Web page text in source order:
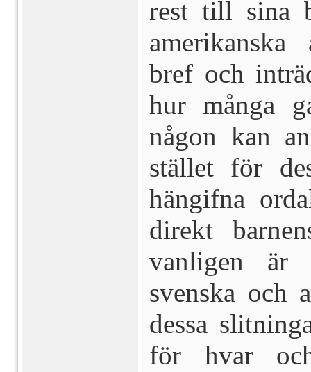
rest till sina
amerikanska
bref och
hur många
någon kan
stället för
hängifna
direkt
vanligen är
svenska och
dessa
för hvar